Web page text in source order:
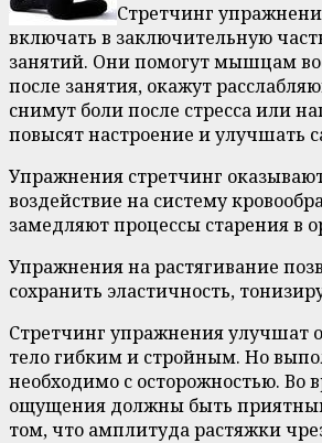
Стретчинг
включать в заключительную
занятий. Они помогут мышцам
после занятия, окажут
снимут боли после стресса или
повысят настроение и улучшать
Упражнения стретчинг
воздействие на систему
замедляют процессы старения в
Упражнения на растягивание
сохранить эластичность,
Стретчинг упражнения улучшат
тело гибким и стройным. Но
необходимо с осторожностью. Во
ощущения должны быть
том, что амплитуда растяжки